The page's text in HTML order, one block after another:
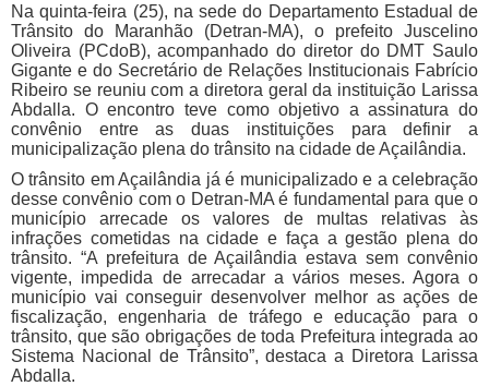
Na quinta-feira (25), na sede do Departamento Estadual de
Trânsito do Maranhão (Detran-MA), o prefeito Juscelino
Oliveira (PCdoB), acompanhado do diretor do DMT Saulo
Gigante e do Secretário de Relações Institucionais Fabrício
Ribeiro se reuniu com a diretora geral da instituição Larissa
Abdalla. O encontro teve como objetivo a assinatura do
convênio entre as duas instituições para definir a
municipalização plena do trânsito na cidade de Açailândia.
O trânsito em Açailândia já é municipalizado e a celebração
desse convênio com o Detran-MA é fundamental para que o
município arrecade os valores de multas relativas às
infrações cometidas na cidade e faça a gestão plena do
trânsito. “A prefeitura de Açailândia estava sem convênio
vigente, impedida de arrecadar a vários meses. Agora o
município vai conseguir desenvolver melhor as ações de
fiscalização, engenharia de tráfego e educação para o
trânsito, que são obrigações de toda Prefeitura integrada ao
Sistema Nacional de Trânsito”, destaca a Diretora Larissa
Abdalla.